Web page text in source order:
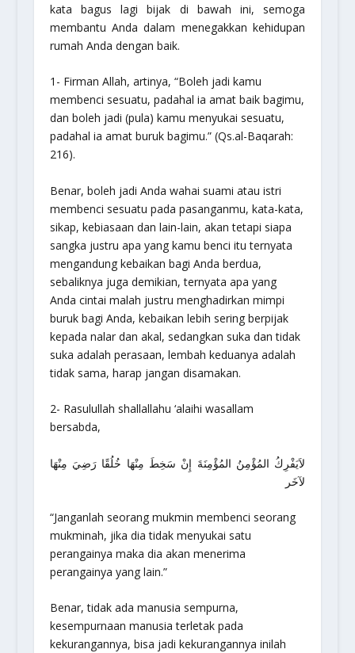
kata bagus lagi bijak di bawah ini, semoga
membantu Anda dalam menegakkan kehidupan
rumah Anda dengan baik.
1- Firman Allah, artinya, “Boleh jadi kamu
membenci sesuatu, padahal ia amat baik bagimu,
dan boleh jadi (pula) kamu menyukai sesuatu,
padahal ia amat buruk bagimu.” (Qs.al-Baqarah:
216).
Benar, boleh jadi Anda wahai suami atau istri
membenci sesuatu pada pasanganmu, kata-kata,
sikap, kebiasaan dan lain-lain, akan tetapi siapa
sangka justru apa yang kamu benci itu ternyata
mengandung kebaikan bagi Anda berdua,
sebaliknya juga demikian, ternyata apa yang
Anda cintai malah justru menghadirkan mimpi
buruk bagi Anda, kebaikan lebih sering berpijak
kepada nalar dan akal, sedangkan suka dan tidak
suka adalah perasaan, lembah keduanya adalah
tidak sama, harap jangan disamakan.
2- Rasulullah shallallahu ‘alaihi wasallam
bersabda,
لاَيَفْرِكُ المُؤْمِنُ المُؤْمِنَةَ إِنْ سَخِطَ مِنْهَا خُلُقًا رَضِيَ مِنْهَا
لآخَر
“Janganlah seorang mukmin membenci seorang
mukminah, jika dia tidak menyukai satu
perangainya maka dia akan menerima
perangainya yang lain.”
Benar, tidak ada manusia sempurna,
kesempurnaan manusia terletak pada
kekurangannya, bisa jadi kekurangannya inilah